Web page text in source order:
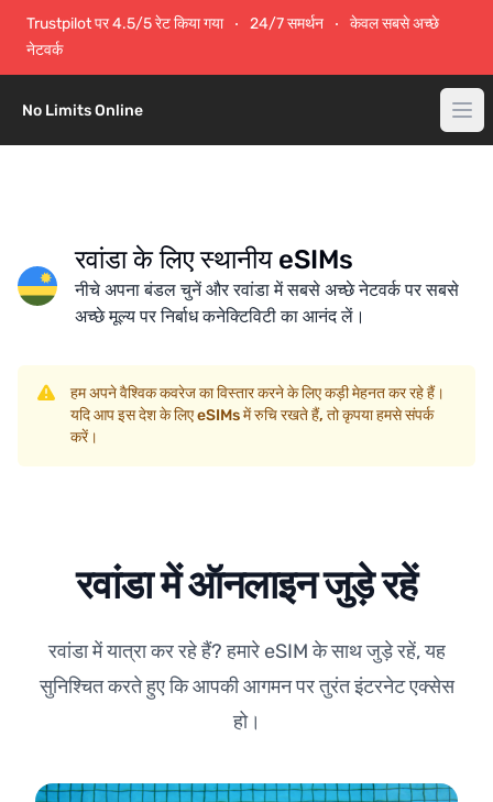
Trustpilot पर 4.5/5 रेट किया गया 24/7 समर्थन
केवल सबसे अच्छे
नेटवर्क
No Limits Online
रवांडा के लिए स्थानीय eSIMs
नीचे अपना बंडल चुनें और रवांडा में सबसे अच्छे नेटवर्क पर सबसे
अच्छे मूल्य पर निर्बाध कनेक्टिविटी का आनंद लें।
हम अपने वैश्विक कवरेज का विस्तार करने के लिए कड़ी मेहनत कर रहे हैं।
यदि आप इस देश के लिए eSIMs में रुचि रखते हैं, तो कृपया हमसे संपर्क
करें।
रवांडा में ऑनलाइन जुड़े रहें
रवांडा में यात्रा कर रहे हैं? हमारे eSIM के साथ जुड़े रहें, यह
सुनिश्चित करते हुए कि आपकी आगमन पर तुरंत इंटरनेट एक्सेस
हो।